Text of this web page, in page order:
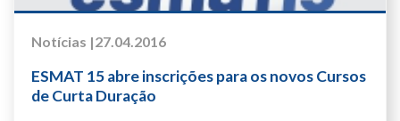
Notícias |27.04.2016
ESMAT 15 abre inscrições para os novos Cursos
de Curta Duração